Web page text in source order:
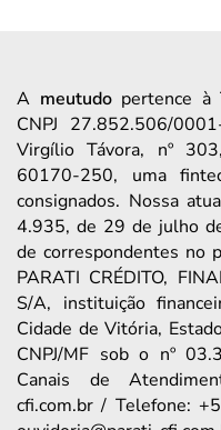
A meutudopertence à
CNPJ 27.852.506/
Virgílio Távora, nº
60170-250, uma
consignados. Nossa
4.935, de 29 de julho
de correspondentes no
PARATI CRÉDITO,
S/A, instituição
Cidade de Vitória,
CNPJ/MF sob o nº
Canais de
cfi.com.br / Telefone: